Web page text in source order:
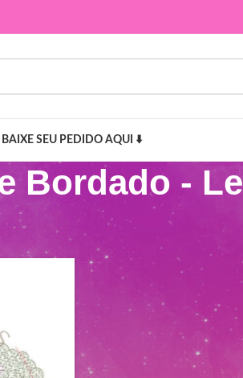
BAIXE SEU PEDIDO AQUI ⬇️
Bordado -
Bordado - Letra N Ovelhinha Lavanda”